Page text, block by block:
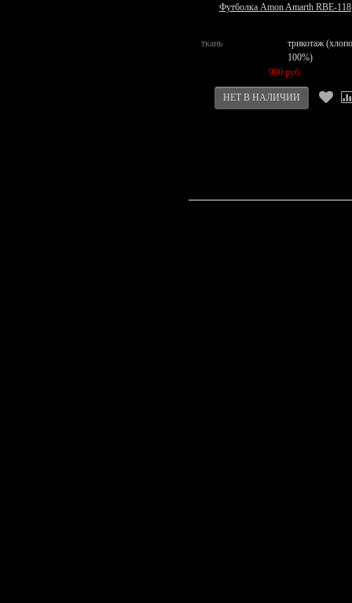
Футболка Amon Amarth RBE-118
ткань
трикотаж
100%)
900 руб.